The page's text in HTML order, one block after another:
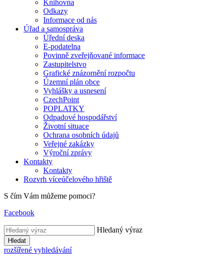
Knihovna
Odkazy
Informace od nás
Úřad a samospráva
Úřední deska
E-podatelna
Povinně zveřejňované informace
Zastupitelstvo
Grafické znázornění rozpočtu
Územní plán obce
Vyhlášky a usnesení
CzechPoint
POPLATKY
Odpadové hospodářství
Životní situace
Ochrana osobních údajů
Veřejné zakázky
Výroční zprávy
Kontakty
Kontakty
Rozvrh víceúčelového hřiště
S čím Vám můžeme pomoci?
Facebook
Hledaný výraz
Hledat
rozšířené vyhledávání